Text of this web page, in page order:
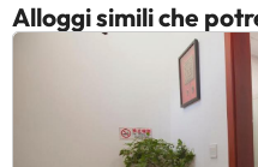
Alloggi simili che